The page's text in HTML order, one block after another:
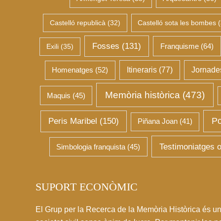
Castelló republicà(32) Castelló sota les bombes
Exili (35) Fosses (131) Franquisme(64)
Homenatges (52) Itineraris (77)
Maquis (45) Memòria històrica (473)
Peris Maribel (150) Piñana Joan (41)
Simbologia franquista (45) Testimoniatges
SUPORT ECONÒMIC
El Grup per la Recerca de la Memòria Històrica és